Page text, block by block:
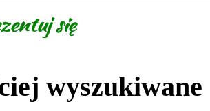
wyszukiwane